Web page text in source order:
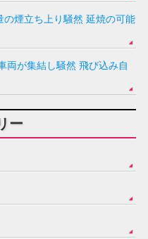
煙立ち上り騒然 延焼の可能
両が集結し騒然 飛び込み自
ー